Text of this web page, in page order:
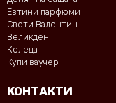
Евтини парфюми
Свети Валентин
Великден
Коледа
Купи ваучер
КОНТАКТИ